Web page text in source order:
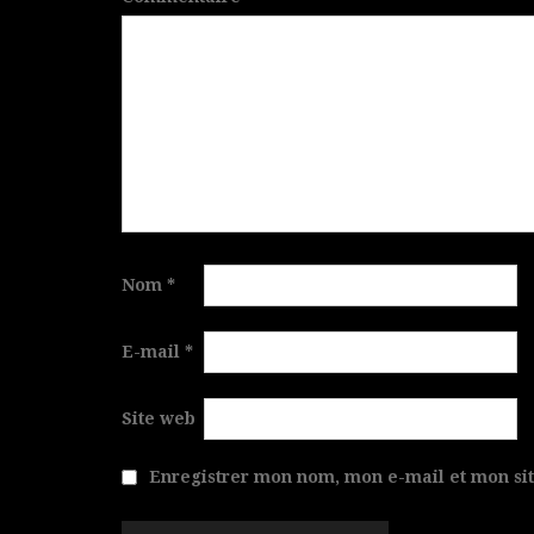
Nom *
E-mail *
Site web
Enregistrer mon nom, mon e-mail et mon